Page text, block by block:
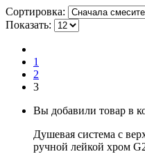
Cортировка:
Показать:
1
2
3
Вы добавили товар в
Душевая система с
ручной лейкой хром